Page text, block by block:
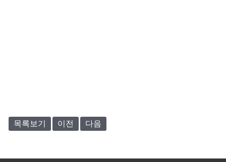
목록보기 이전 다음